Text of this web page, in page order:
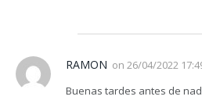
RAMON on 26/04/2022
Buenas tardes antes de